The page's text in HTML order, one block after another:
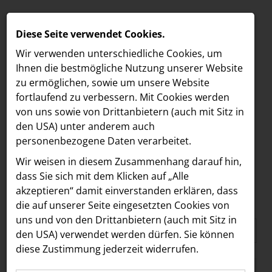
MELDUNGEN
MEDIA
LOEBELL NORDBERG
ACCENTURE INTERACTIVE
ADEQAT
Media / Habibi & Hawara / Logo
MEDIA LOGO
Alle
Diese Seite verwendet Cookies.
Wir verwenden unterschiedliche Cookies, um
Ihnen die best­mögliche Nutzung unserer Website
zu ermöglichen, sowie um unsere Website
fortlaufend zu verbessern. Mit Cookies werden
von uns sowie von Drittanbietern (auch mit Sitz in
den USA) unter anderem auch
personenbezogene Daten verarbeitet.
Wir weisen in diesem Zusammenhang darauf hin,
dass Sie sich mit dem Klicken auf „Alle
akzeptieren“ damit ein­ver­standen erklären, dass
die auf unserer Seite eingesetzten Cookies von
uns und von den Drittanbietern (auch mit Sitz in
den USA) verwendet werden dürfen. Sie können
diese Zustimmung jederzeit widerrufen.